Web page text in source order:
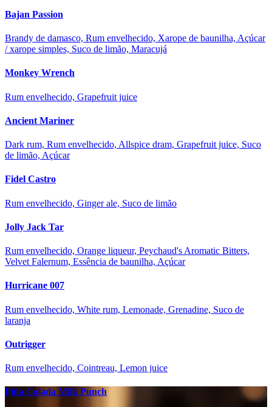
Bajan Passion
Brandy de damasco, Rum envelhecido, Xarope de baunilha, Açúcar
/ xarope simples, Suco de limão, Maracujá
Monkey Wrench
Rum envelhecido, Grapefruit juice
Ancient Mariner
Dark rum, Rum envelhecido, Allspice dram, Grapefruit juice, Suco
de limão, Açúcar
Fidel Castro
Rum envelhecido, Ginger ale, Suco de limão
Jolly Jack Tar
Rum envelhecido, Orange liqueur, Peychaud's Aromatic Bitters,
Velvet Falernum, Essência de baunilha, Açúcar
Hurricane 007
Rum envelhecido, White rum, Lemonade, Grenadine, Suco de
laranja
Outrigger
Rum envelhecido, Cointreau, Lemon juice
Piña Colada Milk Punch